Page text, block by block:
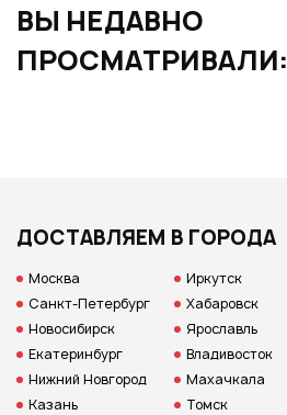
ВЫ НЕДАВНО
ПРОСМАТРИВАЛИ:
ДОСТАВЛЯЕМ В ГОРОДА
Москва
Санкт-Петербург
Новосибирск
Екатеринбург
Нижний Новгород
Казань
Иркутск
Хабаровск
Ярославль
Владивосток
Махачкала
Томск